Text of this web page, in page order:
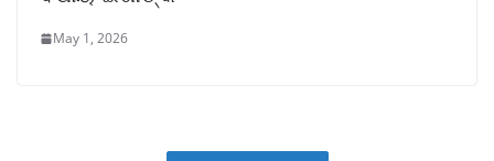
May 1, 2026